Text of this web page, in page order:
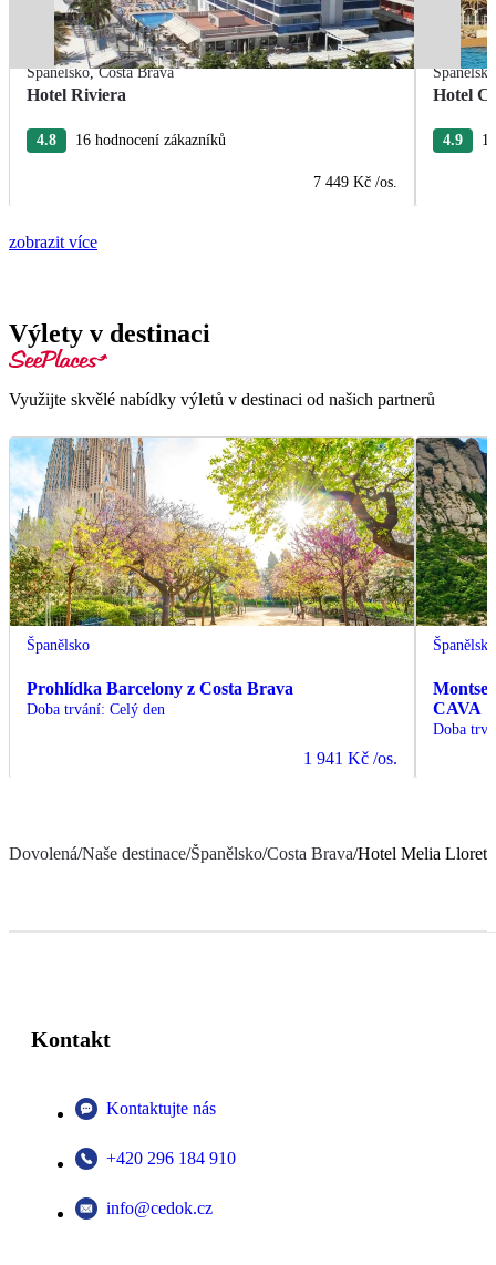
Španělsko,Costa Brava
Hotel Riviera
4.8 16 hodnocení zákazníků
7 449 Kč /os.
Španělsko
Hotel
4.9
zobrazit více
Výlety v destinaci
Využijte skvělé nabídky výletů v destinaci od našich partnerů
Španělsko
Prohlídka Barcelony z Costa Brava
Doba trvání: Celý den
1 941 Kč /os.
Španělsko
CAVA
Doba
Dovolená/Naše destinace/Španělsko/Costa Brava/Hotel Melia Lloret
Kontakt
Kontaktujte nás
+420 296 184 910
info@cedok.cz